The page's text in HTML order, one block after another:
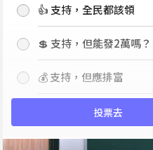
持嗎？👍 支持，全民都該領
💲 支持，但能發2萬嗎？
💰 支持，但應排富
投票去